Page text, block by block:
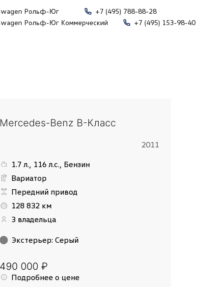
Рольф-Юг
+7 (495) 788-88-28
Рольф-Юг Коммерческий
+7 (495) 153-98-40
Mercedes-Benz B-Класс
2011
1.7 л., 116 л.с., Бензин
Вариатор
Передний привод
128 832 км
3 владельца
Экстерьер: Серый
490 000 ₽
Подробнее о цене